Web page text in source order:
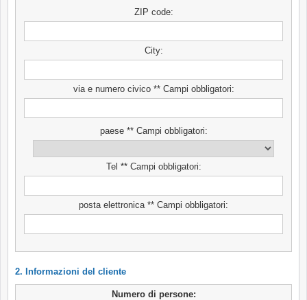
ZIP code:
City:
via e numero civico ** Campi obbligatori:
paese ** Campi obbligatori:
Tel ** Campi obbligatori:
posta elettronica ** Campi obbligatori:
2. Informazioni del cliente
Numero di persone: